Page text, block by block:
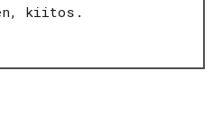
kiitos.